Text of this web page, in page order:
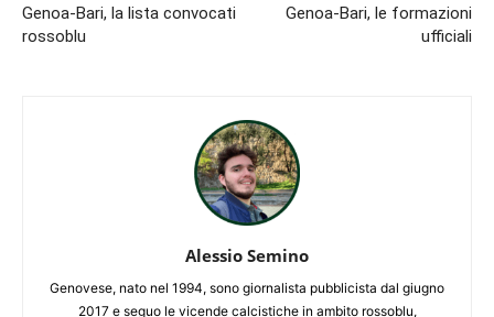
Genoa-Bari, la lista convocati
rossoblu
Genoa-Bari, le formazioni
ufficiali
Alessio Semino
Genovese, nato nel 1994, sono giornalista pubblicista dal giugno
2017 e seguo le vicende calcistiche in ambito rossoblu,